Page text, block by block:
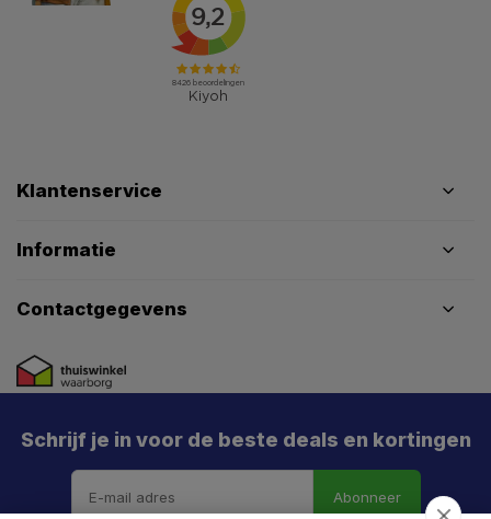
Klantenservice
Informatie
Contactgegevens
Schrijf je in voor de beste deals en kortingen
Abonneer